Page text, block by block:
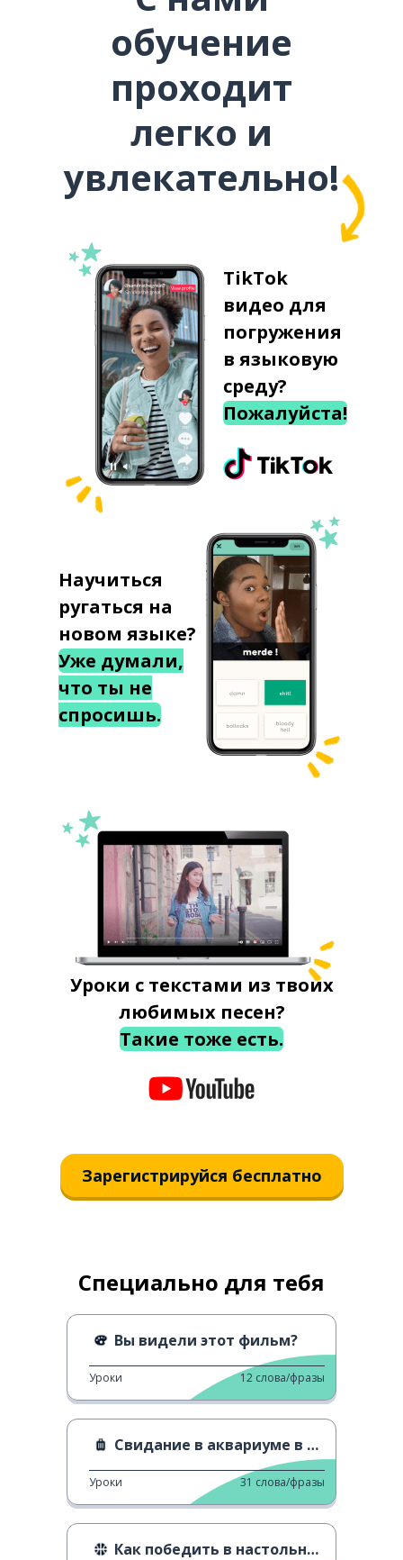
обучение
проходит
легко и
увлекательно!
TikTok
видео для
погружения
в языковую
среду?
Пожалуйста!
Научиться
ругаться на
новом языке?
Уже думали,
что ты не
спросишь.
Уроки с текстами из твоих
любимых песен?
Такие тоже есть.
Зарегистрируйся бесплатно
Специально для тебя
Вы видели этот фильм?
Уроки 12 слова/фразы
Свидание в аквариуме в Кагава
Уроки 31 слова/фразы
Как победить в настольном теннисе